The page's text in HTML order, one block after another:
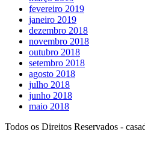
fevereiro 2019
janeiro 2019
dezembro 2018
novembro 2018
outubro 2018
setembro 2018
agosto 2018
julho 2018
junho 2018
maio 2018
Todos os Direitos Reservados -